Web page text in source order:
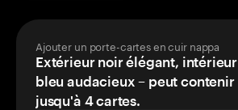
Ajouter un porte-cartes en cuir nappa
Extérieur noir élégant, intérieur
bleu audacieux – peut contenir
jusqu'à 4 cartes.